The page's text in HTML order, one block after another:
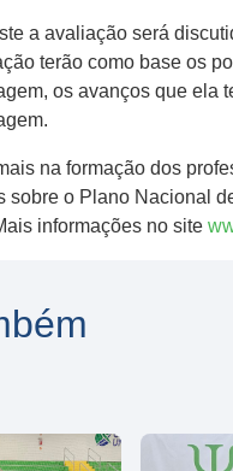
a avaliação será
terão como base os
os avanços que ela
na formação dos
sobre o Plano Nacional
informações no site